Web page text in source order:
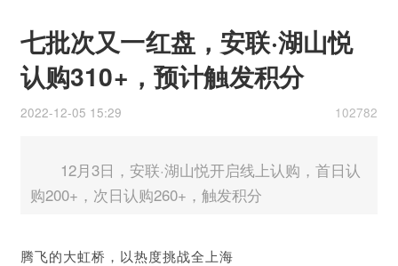
七批次又一红盘，安联·湖山悦
认购310+，预计触发积分
2022-12-05 15:29 102782
12月3日，安联·湖山悦开启线上认购，首日认
购200+，次日认购260+，触发积分
腾飞的大虹桥，以热度挑战全上海